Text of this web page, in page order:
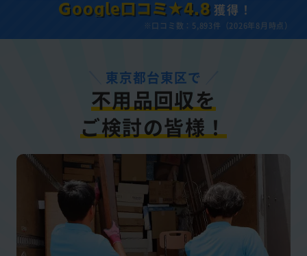
Google口コミ★4.8 獲得！
※口コミ数：5,893件（2026年8月時点）
東京都台東区で
不用品回収を
ご検討の皆様！